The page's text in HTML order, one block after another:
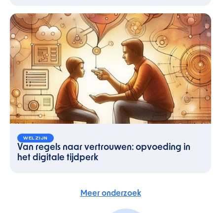
WELZIJN
Van regels naar vertrouwen: opvoeding in
het digitale tijdperk
Meer onderzoek